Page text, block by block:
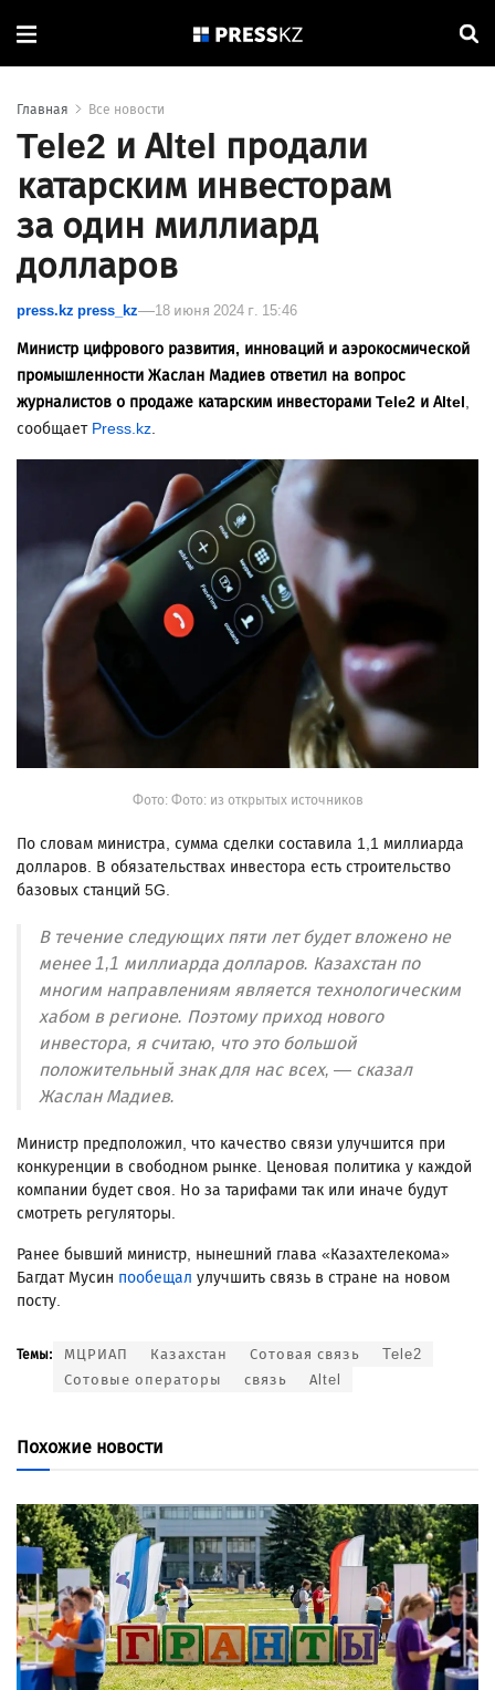
Главная Все новости
Tele2 и Altel продали
катарским инвесторам
за один миллиард
долларов
press.kz press_kz 18 июня 2024 г. 15:46
Министр цифрового развития, инноваций и аэрокосмической
промышленности Жаслан Мадиев ответил на вопрос
журналистов о продаже катарским инвесторами Tele2 и Altel,
сообщает Press.kz.
Фото: Фото: из открытых источников
По словам министра, сумма сделки составила 1,1 миллиарда
долларов. В обязательствах инвестора есть строительство
базовых станций 5G.
В течение следующих пяти лет будет вложено не
менее 1,1 миллиарда долларов. Казахстан по
многим направлениям является технологическим
хабом в регионе. Поэтому приход нового
инвестора, я считаю, что это большой
положительный знак для нас всех, — сказал
Жаслан Мадиев.
Министр предположил, что качество связи улучшится при
конкуренции в свободном рынке. Ценовая политика у каждой
компании будет своя. Но за тарифами так или иначе будут
смотреть регуляторы.
Ранее бывший министр, нынешний глава «Казахтелекома»
Багдат Мусин пообещал улучшить связь в стране на новом
посту.
Темы: МЦРИАП Казахстан Сотовая связь
Tele2
Сотовые операторы
связь Altel
Похожие новости